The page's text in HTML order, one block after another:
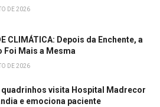
DE 2026
CLIMÁTICA: Depois da Enchente, a
Foi Mais a Mesma
DE 2026
quadrinhos visita Hospital Madrecor
e emociona paciente